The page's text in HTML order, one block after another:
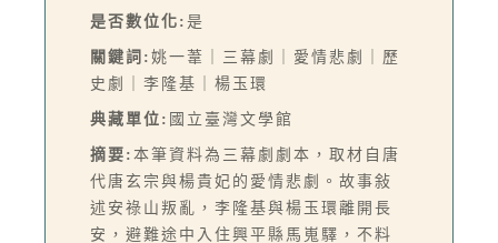
是否數位化: 是
關鍵詞: 姚一葦｜三幕劇｜愛情悲劇｜歷
史劇｜李隆基｜楊玉環
典藏單位: 國立臺灣文學館
摘要: 本筆資料為三幕劇劇本，取材自唐
代唐玄宗與楊貴妃的愛情悲劇。故事敍
述安祿山叛亂，李隆基與楊玉環離開長
安，避難途中入住興平縣馬嵬驛，不料